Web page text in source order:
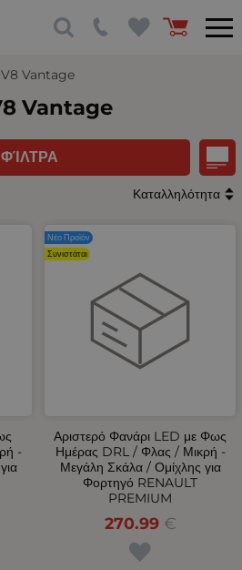
Vantage
Vantage
ΦΊΛΤΡΑ
Καταλληλότητα
-
Αριστερό Φανάρι LED με Φως
Ημέρας DRL / Φλας / Μικρή -
Μεγάλη Σκάλα / Ομίχλης για
Φορτηγό RENAULT
PREMIUM
270.99 €
Νέο Προϊόν
Συνιστάται